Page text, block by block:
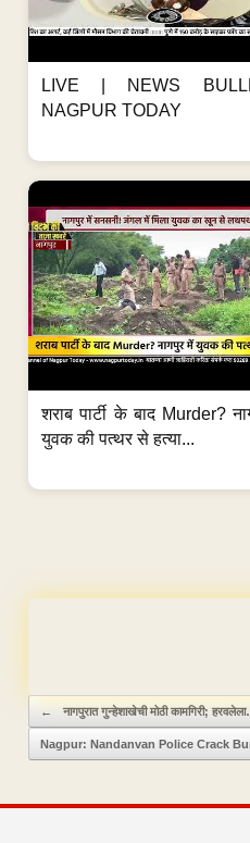
LIVE | NEWS
NAGPUR TODAY
शराब पार्टी के बाद Murder?
युवक की पत्थर से हत्या...
Post navigation
← नागपुरात गुन्हेशाखेची मोठी कामगिरी;
Nagpur: Nandanvan Police Crack